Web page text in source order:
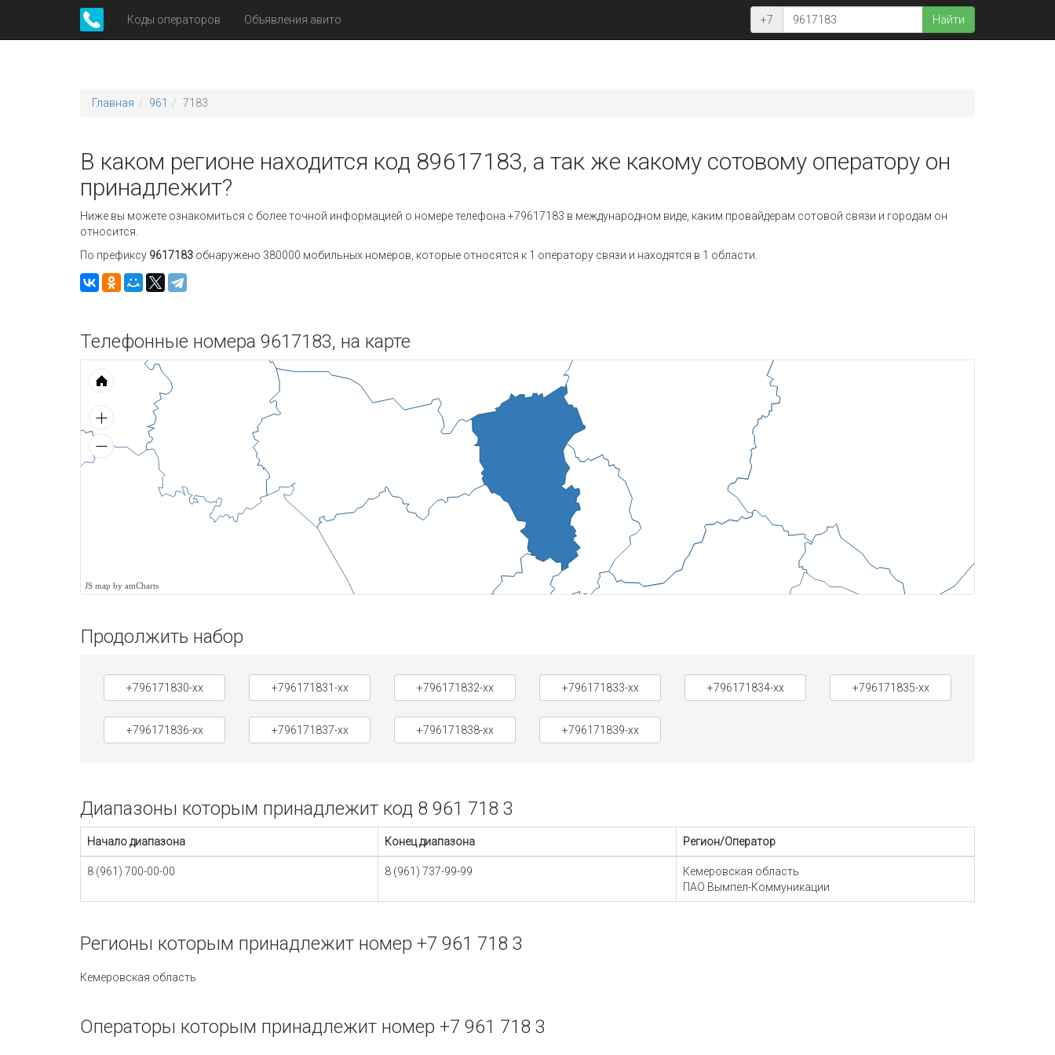
Коды операторов Объявления авито +7 Найти
Главная 961 7183
В каком регионе находится код 89617183, а так же какому сотовому оператору он
принадлежит?
Ниже вы можете ознакомиться с более точной информацией о номере телефона +79617183 в международном виде, каким провайдерам сотовой связи и городам он
относится.
По префиксу 9617183 обнаружено 380000 мобильных номеров, которые относятся к 1 оператору связи и находятся в 1 области.
Телефонные номера 9617183, на карте
JS map by amCharts
Продолжить набор
+796171830-xx +796171831-xx +796171832-xx +796171833-xx +796171834-xx +796171835-xx
+796171836-xx +796171837-xx +796171838-xx +796171839-xx
Диапазоны которым принадлежит код 8 961 718 3
Начало диапазона Конец диапазона Регион/Оператор
8 (961) 700-00-00 8 (961) 737-99-99
Кемеровская область
ПАО Вымпел-Коммуникации
Регионы которым принадлежит номер +7 961 718 3
Кемеровская область
Операторы которым принадлежит номер +7 961 718 3